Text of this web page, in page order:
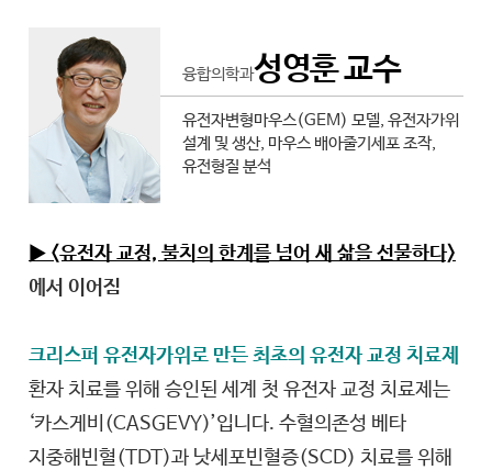
융합의학과성영훈 교수
유전자변형마우스(GEM) 모델, 유전자가위
설계 및 생산, 마우스 배아줄기세포 조작,
유전형질 분석
▶ <유전자 교정, 불치의 한계를 넘어 새 삶을 선물하다>
에서 이어짐
크리스퍼 유전자가위로 만든 최초의 유전자 교정 치료제
환자 치료를 위해 승인된 세계 첫 유전자 교정 치료제는
‘카스게비(CASGEVY)’입니다. 수혈의존성 베타
지중해빈혈(TDT)과 낫세포빈혈증(SCD) 치료를 위해